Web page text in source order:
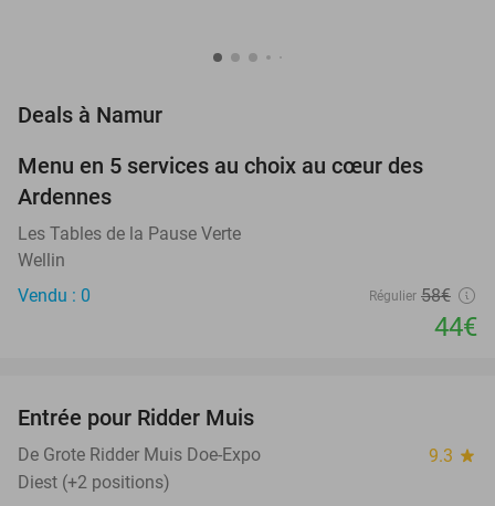
Deals à Namur
TODAY
Menu en 5 services au choix au cœur des
Ardennes
Les Tables de la Pause Verte
Wellin
Vendu : 0
Régulier 58€
44€
TODAY
Entrée pour Ridder Muis
De Grote Ridder Muis Doe-Expo 9.3 star
Diest (+2 positions)